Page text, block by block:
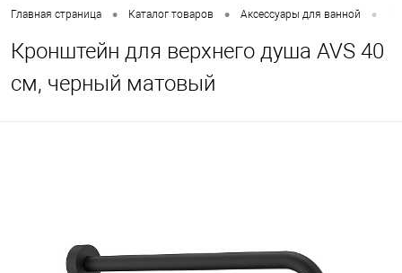
Главная страница • Каталог товаров • Аксессуары для ванной •
Кронштейн для верхнего душа AVS 40
см, черный матовый